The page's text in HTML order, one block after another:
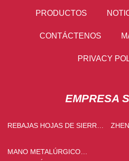
PRODUCTOS
CONTÁCTENOS
PRIVACY
EMPRESA
REBAJAS HOJAS DE SIERRA
CARBURO
ZHEN AN INTERNACIONAL
MANO METALÚRGICO